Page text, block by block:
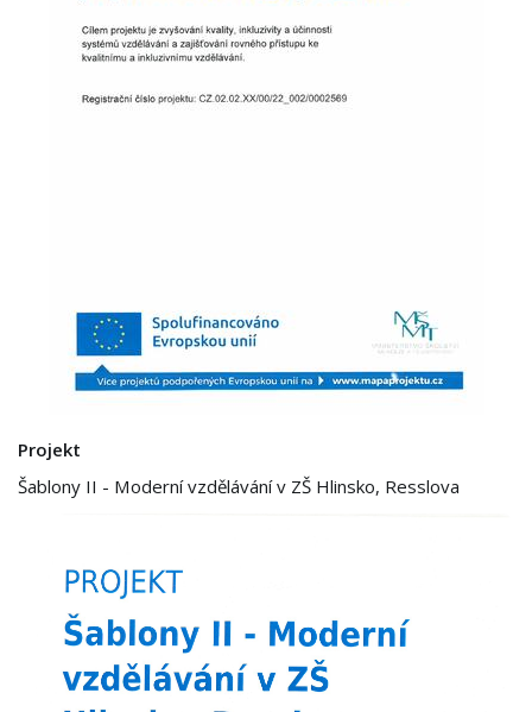
Projekt
Šablony II - Moderní vzdělávání v ZŠ Hlinsko, Resslova